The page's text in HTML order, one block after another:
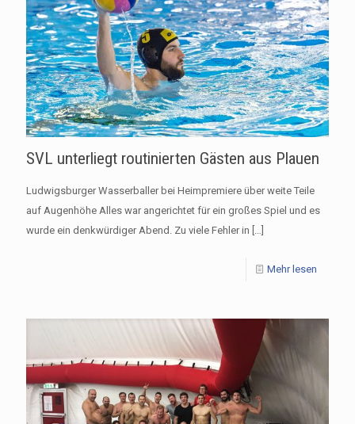
SVL unterliegt routinierten Gästen aus Plauen
Ludwigsburger Wasserballer bei Heimpremiere über weite Teile
auf Augenhöhe Alles war angerichtet für ein großes Spiel und es
wurde ein denkwürdiger Abend. Zu viele Fehler in […]
Mehr lesen